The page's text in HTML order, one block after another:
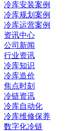
冷库安装案例
冷库规划案例
冷库运营案例
资讯中心
公司新闻
行业资讯
冷库知识
冷库造价
焦点时刻
冷链资讯
冷库自动化
冷库维修保养
数字化冷链